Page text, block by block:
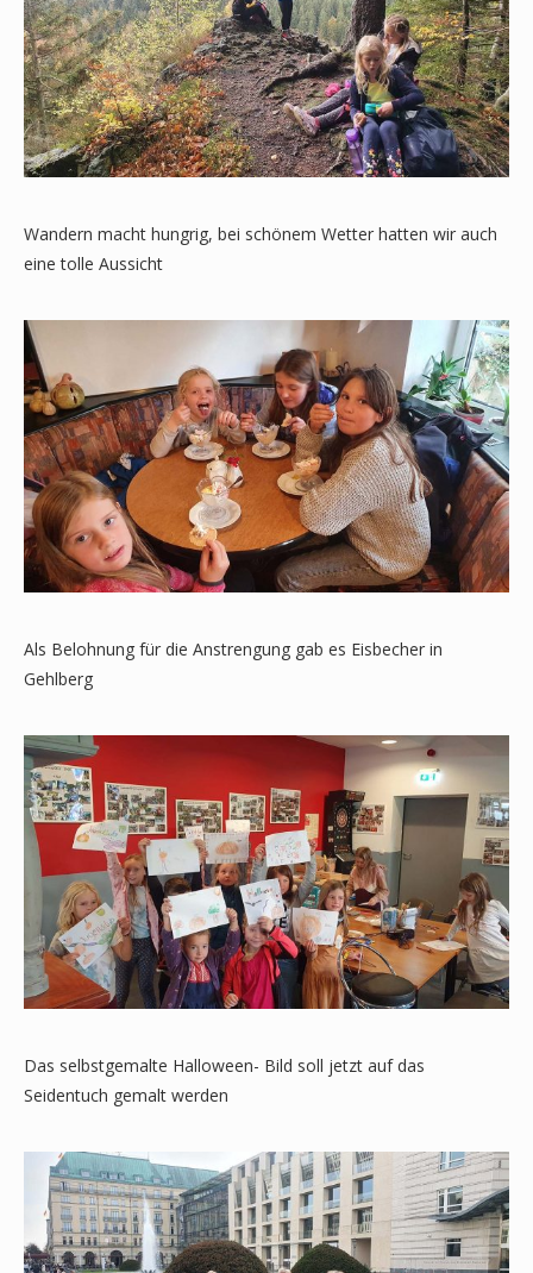
Wandern macht hungrig, bei schönem Wetter hatten wir auch
eine tolle Aussicht
Als Belohnung für die Anstrengung gab es Eisbecher in
Gehlberg
Das selbstgemalte Halloween- Bild soll jetzt auf das
Seidentuch gemalt werden